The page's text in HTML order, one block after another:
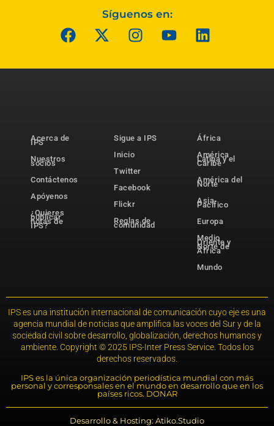
Síguenos en:
Acerca de
IPS
Nuestros
socios
Contáctenos
Apóyenos
¿Quieres
publicar
notas de
IPS?
Sigue a IPS
Inicio
Twitter
Facebook
Flickr
Reglas de
comunidad
África
América
Latina y el
Caribe
América del
Norte
Asia-
Pacífico
Europa
Medio
Oriente y
Norte de
África
Mundo
IPS es una institución internacional de comunicación cuyo eje es una
agencia mundial de noticias que amplifica las voces del Sur y de la
sociedad civil sobre desarrollo, globalización, derechos humanos y
ambiente. Copyright © 2025 IPS-Inter Press Service. Todos los
derechos reservados.
IPS es la única organización periodística mundial con más
personal y corresponsales en el mundo en desarrollo que en los
países ricos. DONAR
Desarrollo & Hosting: Atiko.Studio